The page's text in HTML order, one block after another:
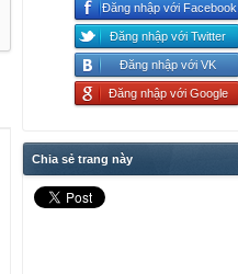
Đăng nhập với Facebook
Đăng nhập với Twitter
Đăng nhập với VK
Đăng nhập với Google
Chia sẻ trang này